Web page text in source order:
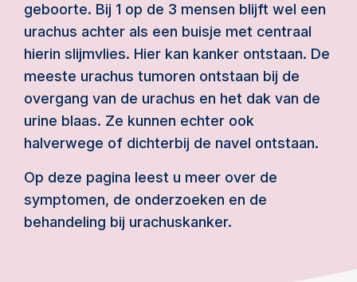
geboorte. Bij 1 op de 3 mensen blijft wel een
urachus achter als een buisje met centraal
hierin slijmvlies. Hier kan kanker ontstaan. De
meeste urachus tumoren ontstaan bij de
overgang van de urachus en het dak van de
urine blaas. Ze kunnen echter ook
halverwege of dichterbij de navel ontstaan.
Op deze pagina leest u meer over de
symptomen, de onderzoeken en de
behandeling bij urachuskanker.